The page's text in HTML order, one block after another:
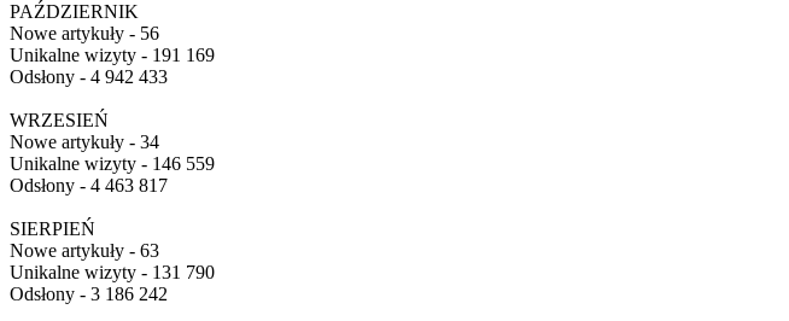
PAŹDZIERNIK
Nowe artykuły - 56
Unikalne wizyty - 191 169
Odsłony - 4 942 433
WRZESIEŃ
Nowe artykuły - 34
Unikalne wizyty - 146 559
Odsłony - 4 463 817
SIERPIEŃ
Nowe artykuły - 63
Unikalne wizyty - 131 790
Odsłony - 3 186 242